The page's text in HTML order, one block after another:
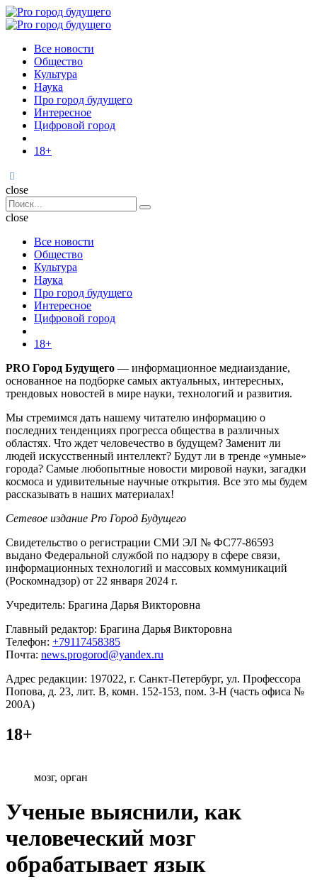
Menu
Поиск
Menu
Pro
Все новости
Общество
Культура
Наука
Про город будущего
Интересное
Цифровой город
18+
Поиск
close
Search
for:
Поиск
close
Все новости
Общество
Культура
Наука
Про город будущего
Интересное
Цифровой город
18+
PRO Город Будущего — информационное медиаиздание,
основанное на подборке самых актуальных, интересных,
трендовых новостей в мире науки, технологий и развития.
Мы стремимся дать нашему читателю информацию о
последних тенденциях прогресса общества в различных
областях. Что ждет человечество в будущем? Заменит ли
людей искусственный интеллект? Будут ли в тренде «умные»
города? Самые любопытные новости мировой науки, загадки
космоса и удивительные научные открытия. Все это мы будем
рассказывать в наших материалах!
Сетевое издание Pro Город Будущего
Свидетельство о регистрации СМИ ЭЛ № ФС77-86593
выдано Федеральной службой по надзору в сфере связи,
информационных технологий и массовых коммуникаций
(Роскомнадзор) от 22 января 2024 г.
Учредитель: Брагина Дарья Викторовна
Главный редактор: Брагина Дарья Викторовна
Телефон: +79117458385
Почта: news.progorod@yandex.ru
Адрес редакции: 197022, г. Санкт-Петербург, ул. Профессора
Попова, д. 23, лит. В, комн. 152-153, пом. 3-Н (часть офиса №
200А)
18+
мозг, орган
Ученые выяснили, как
человеческий мозг
обрабатывает язык